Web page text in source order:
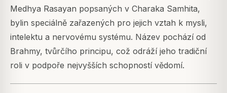
Medhya Rasayan popsaných v Charaka Samhita,
bylin speciálně zařazených pro jejich vztah k mysli,
intelektu a nervovému systému. Název pochází od
Brahmy, tvůrčího principu, což odráží jeho tradiční
roli v podpoře nejvyšších schopností vědomí.